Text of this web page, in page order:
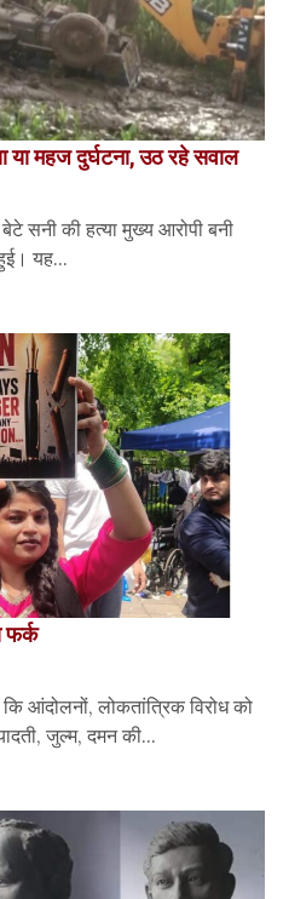
या महज दुर्घटना, उठ रहे सवाल
सनी की हत्या मुख्य आरोपी बनी
यह...
आंदोलनों, लोकतांत्रिक विरोध को
जुल्म, दमन की...